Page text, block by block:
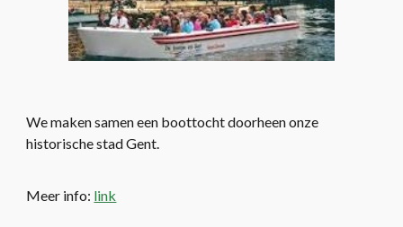
Wemaken samen een boottocht doorheen onze
historische stad Gent.
Meer info: link